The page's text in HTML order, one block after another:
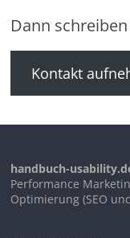
Dann
Kontakt
handbuch-
Performance
Optimierung (SEO